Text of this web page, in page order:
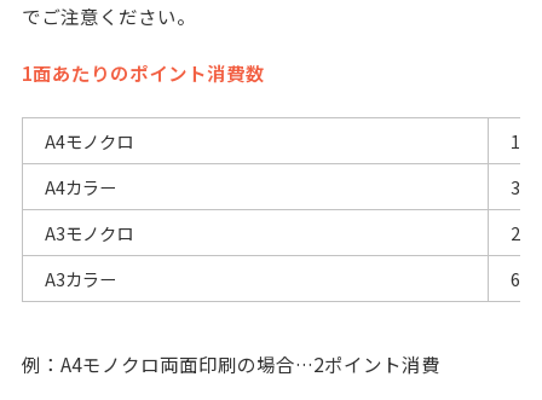
でご注意ください。
1面あたりのポイント消費数
A4モノクロ
1
A4カラー
3ポ
A3モノクロ
2
A3カラー
6ポ
例：A4モノクロ両面印刷の場合…2ポイント消費